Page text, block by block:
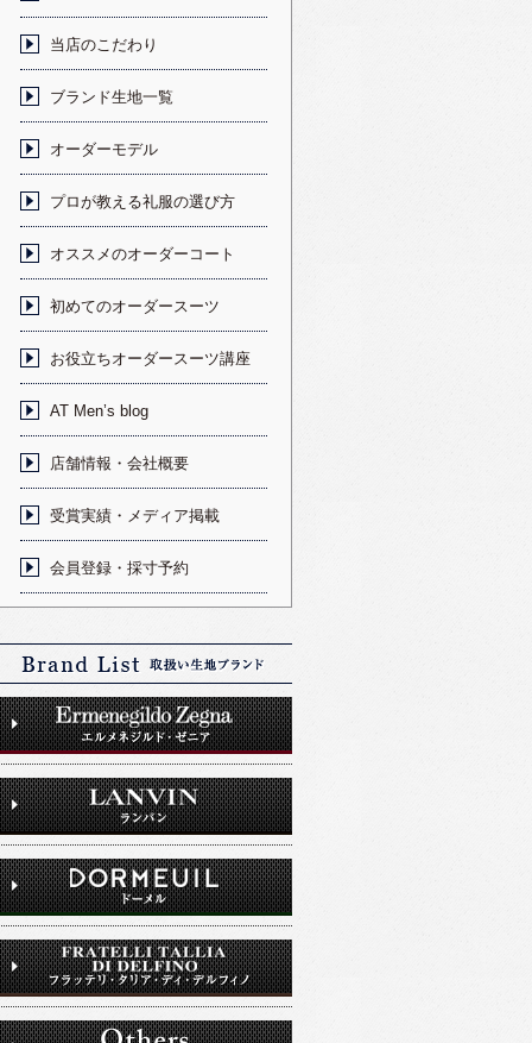
当店のこだわり
ブランド生地一覧
オーダーモデル
プロが教える礼服の選び方
オススメのオーダーコート
初めてのオーダースーツ
お役立ちオーダースーツ講座
AT Men’s blog
店舗情報・会社概要
受賞実績・メディア掲載
会員登録・採寸予約